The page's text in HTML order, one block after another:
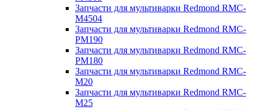
Запчасти для мультиварки Redmond RMC-
M4504
Запчасти для мультиварки Redmond RMC-
PM190
Запчасти для мультиварки Redmond RMC-
PM180
Запчасти для мультиварки Redmond RMC-
M20
Запчасти для мультиварки Redmond RMC-
M25